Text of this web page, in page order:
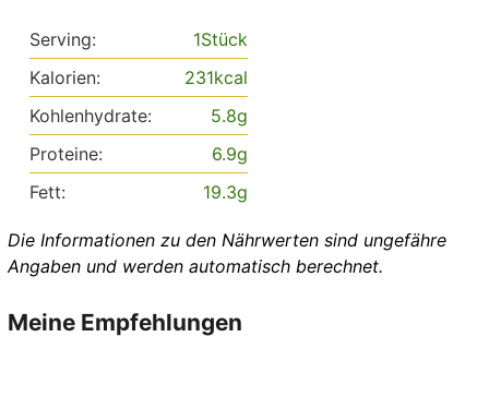
Serving: 1Stück
Kalorien:
231kcal
Kohlenhydrate:
5.8g
Proteine:
6.9g
Fett:
19.3g
Die Informationen zu den Nährwerten sind ungefähre
Angaben und werden automatisch berechnet.
Meine Empfehlungen